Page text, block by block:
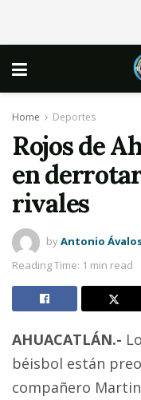
Home Deportes
Rojos de
en
rivales
byAntonio
Reading Time: 1 min read
AHUACATLÁN.-
béisbol están
compañero